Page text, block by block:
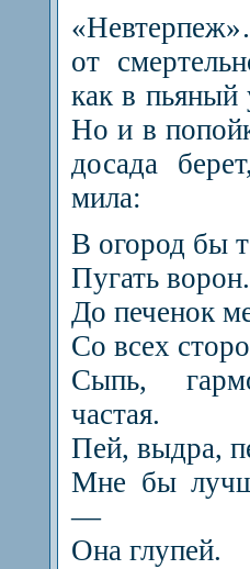
от
как в
Но и в
досада
мила:
В огород бы
Пугать ворон.
До печенок
Со всех
Сыпь,
частая.
Пей, выдра,
Мне бы
—
Она глупей.